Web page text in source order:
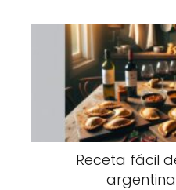
Receta fácil